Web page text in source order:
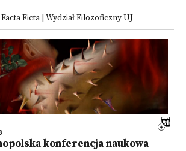
Ficta | Wydział Filozoficzny UJ
konferencja naukowa